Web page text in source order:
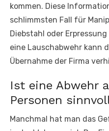
kommen. Diese
schlimmsten Fall für
Diebstahl oder
eine Lauschabwehr kann
Übernahme der Firma
Ist eine Abwehr
Personen
Manchmal hat man das